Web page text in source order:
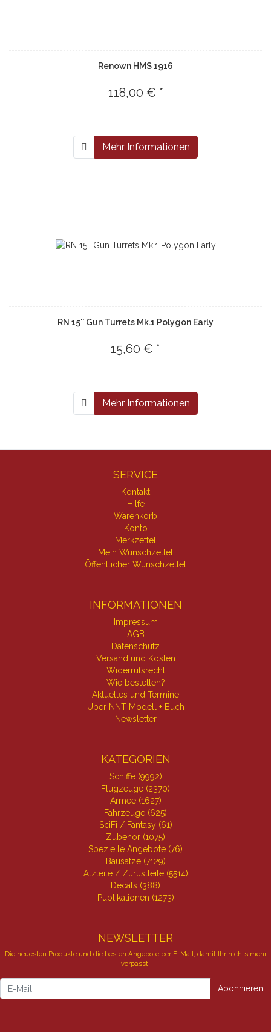
Renown HMS 1916
118,00 € *
Mehr Informationen
RN 15'' Gun Turrets Mk.1 Polygon Early
15,60 € *
Mehr Informationen
SERVICE
Kontakt
Hilfe
Warenkorb
Konto
Merkzettel
Mein Wunschzettel
Öffentlicher Wunschzettel
INFORMATIONEN
Impressum
AGB
Datenschutz
Versand und Kosten
Widerrufsrecht
Wie bestellen?
Aktuelles und Termine
Über NNT Modell + Buch
Newsletter
KATEGORIEN
Schiffe (9992)
Flugzeuge (2370)
Armee (1627)
Fahrzeuge (625)
SciFi / Fantasy (61)
Zubehör (1075)
Spezielle Angebote (76)
Bausätze (7129)
Ätzteile / Zurüstteile (5514)
Decals (388)
Publikationen (1273)
NEWSLETTER
Die neuesten Produkte und die besten Angebote per E-Mail, damit Ihr nichts mehr
verpasst.
Abonnieren